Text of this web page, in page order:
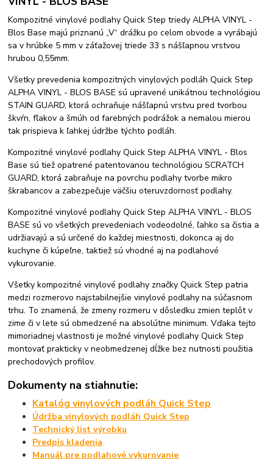
Kompozitné vinylové podlahy Quick Step triedy ALPHA VINYL -
Blos Base majú priznanú „V“ drážku po celom obvode a vyrábajú
sa v hrúbke 5 mm v záťažovej triede 33 s nášľapnou vrstvou
hrubou 0,55mm.
Všetky prevedenia kompozitných vinylových podláh Quick Step
ALPHA VINYL - BLOS BASE sú upravené unikátnou technológiou
STAIN GUARD, ktorá ochraňuje nášľapnú vrstvu pred tvorbou
škvŕn, fľakov a šmúh od farebných podrážok a nemalou mierou
tak prispieva k ľahkej údržbe týchto podláh.
Kompozitné vinylové podlahy Quick Step ALPHA VINYL - Blos
Base sú tiež opatrené patentovanou technológiou SCRATCH
GUARD, ktorá zabraňuje na povrchu podlahy tvorbe mikro
škrabancov a zabezpečuje väčšiu oteruvzdornosť podlahy.
Kompozitné vinylové podlahy Quick Step ALPHA VINYL - BLOS
BASE sú vo všetkých prevedeniach vodeodolné, ľahko sa čistia a
udržiavajú a sú určené do každej miestnosti, dokonca aj do
kuchyne či kúpeľne, taktiež sú vhodné aj na podlahové
vykurovanie.
Všetky kompozitné vinylové podlahy značky Quick Step patria
medzi rozmerovo najstabilnejšie vinylové podlahy na súčasnom
trhu. To znamená, že zmeny rozmeru v dôsledku zmien teplôt v
zime či v lete sú obmedzené na absolútne minimum. Vďaka tejto
mimoriadnej vlastnosti je možné vinylové podlahy Quick Step
montovať prakticky v neobmedzenej dĺžke bez nutnosti použitia
prechodových profilov.
Dokumenty na stiahnutie:
Katalóg vinylových podláh Quick Step
Údržba vinylových podláh Quick Step
Technický list výrobku
Predpis kladenia
Manuál pre podlahové vykurovanie